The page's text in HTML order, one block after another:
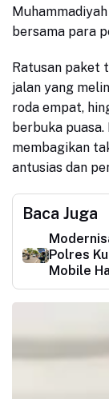
bersama para
Ratusan paket
jalan yang
roda empat,
berbuka
membagikan
antusias dan
Baca Juga
Polres
Mobile